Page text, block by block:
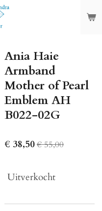
Ania Haie
Armband
Mother of Pearl
Emblem AH
B022-02G
€ 38,50€ 55,00
Uitverkocht